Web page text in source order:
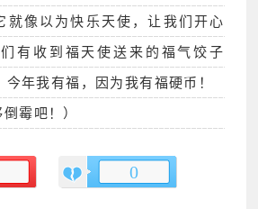
就像以为快乐天使，让我们开心
有收到福天使送来的福气饺子
年我有福，因为我有福硬币！
霉吧！）
0